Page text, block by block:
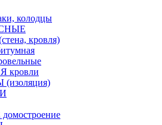
колодцы
кровля)
кровли